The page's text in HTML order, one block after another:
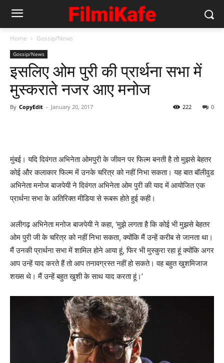
Home Gossip/News
Gossip/News
इसलिए ओम पुरी की प्रार्थना सभा में
मुस्‍कराते नजर आए मनोज
By CopyEdit - January 20, 2017 0
222
मुंबई। यदि दिवंगत अभिनेता ओमपुरी के जीवन पर फिल्म बनती है तो मुझसे बेहतर
कोई और कलाकार फिल्‍म में उनके चरित्र को नहीं निभा सकता। यह बात बॉलीवुड
अभिनेता मनोज बाजपेयी ने दिवंगत अभिनेता ओम पुरी की याद में आयोजित एक
प्रार्थना सभा के अतिरिक्‍त मीडिया से रूबरू होते हुई कही।
अलीगढ़ अभिनेता मनोज बाजपेयी ने कहा, ‘मुझे लगता है कि कोई भी मुझसे बेहतर
ओम पुरी जी के चरित्र को नहीं निभा सकता, क्योंकि मैं उन्हें करीब से जानता था।
मैं उनकी प्रार्थना सभा में शामिल होने आया हूं, फिर भी मुस्कुरा रहा हूं क्योंकि अगर
आप उन्हें याद करते हैं तो आप तनावग्रस्त नहीं हो सकते। वह बहुत खुशमिजाज
शख्स थे। मैं उन्हें बहुत खुशी के साथ याद करता हूं।’